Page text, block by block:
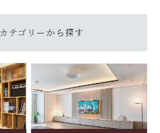
カテゴリーから探す